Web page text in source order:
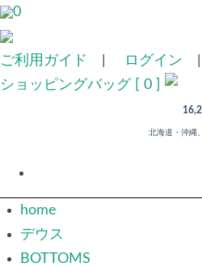
0
ご利用ガイド ログイン
ショッピングバッグ [ 0 ]
北海道・沖縄
home
デウス
BOTTOMS